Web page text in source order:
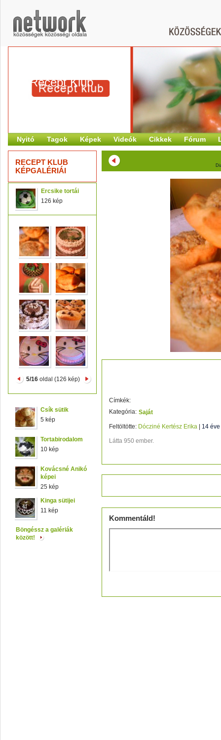
Recept Klub
Nyitó Tagok Képek Videók Cikkek Fórum
RECEPT KLUB
KÉPGALÉRIÁI
Ercsike tortái
126 kép
5/16oldal (126 kép)
Csík sütik
5 kép
Tortabirodalom
10 kép
Kovácsné Anikó
képei
25 kép
Kinga sütijei
11 kép
Böngéssz a galériák
között!
Címkék:
Kategória: Saját
Feltöltötte: Dócziné Kertész Erika 14 éve
Látta 950 ember.
Kommentáld!